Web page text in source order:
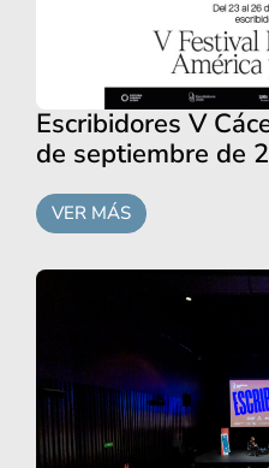
Escribidores V
de septiembre de
VER MÁS